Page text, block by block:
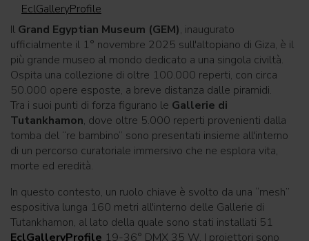
EclGalleryProfile
Il Grand Egyptian Museum (GEM), inaugurato
ufficialmente il 1° novembre 2025 sull'altopiano di Giza, è il
più grande museo al mondo dedicato a una singola civiltà.
Ospita una collezione di oltre 100.000 reperti, con circa
50.000 opere esposte, a breve distanza dalle piramidi.
Tra i suoi punti di forza figurano le Gallerie di
Tutankhamon, dove oltre 5.000 reperti provenienti dalla
tomba del “re bambino” sono presentati insieme all'interno
di un percorso curatoriale immersivo che ne esplora vita,
morte ed eredità.
In questo contesto, un ruolo chiave è svolto da una “mesh”
espositiva lunga 160 metri all'interno delle Gallerie di
Tutankhamon, al lato della quale sono stati installati 51
EclGalleryProfile 19-36° DMX 35 W. I proiettori sono